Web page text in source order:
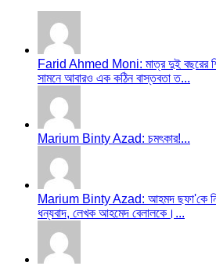
Farid Ahmed Moni: মাত্র দুই বছরের
সামনে আবারও এক কঠিন বাস্তবতা ত...
Marium Binty Azad: চমৎকার!...
Marium Binty Azad: আহমদ ছফা'কে
ধন্যবাদ, লেখক আহমেদ বেলালকে।...